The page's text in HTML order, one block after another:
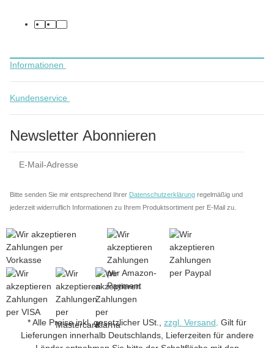
facebook
instagram
tiktok
Informationen
Kundenservice
Newsletter Abonnieren
Bitte senden Sie mir entsprechend Ihrer Datenschutzerklärung regelmäßig und
jederzeit widerruflich Informationen zu Ihrem Produktsortiment per E-Mail zu.
* Alle Preise inkl. gesetzlicher USt., zzgl. Versand . Gilt für
Lieferungen innerhalb Deutschlands, Lieferzeiten für andere